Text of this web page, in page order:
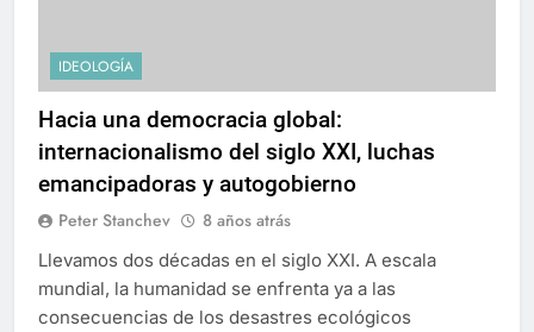
IDEOLOGÍA
Hacia una democracia global:
internacionalismo del siglo XXI, luchas
emancipadoras y autogobierno
Peter Stanchev 8 años atrás
Llevamos dos décadas en el siglo XXI. A escala
mundial, la humanidad se enfrenta ya a las
consecuencias de los desastres ecológicos